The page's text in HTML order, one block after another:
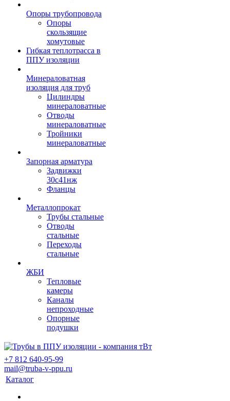
Опоры трубопровода
Опоры
скользящие
хомутовые
Гибкая теплотрасса в
ППУ изоляции
Минераловатная
изоляция для труб
Цилиндры
минераловатные
Отводы
минераловатные
Тройники
минераловатные
Запорная арматура
Задвижки
30с41нж
Фланцы
Металлопрокат
Трубы стальные
Отводы
стальные
Переходы
стальные
ЖБИ
Тепловые
камеры
Каналы
непроходные
Опорные
подушки
+7 812 640-95-99
mail@truba-v-ppu.ru
Каталог